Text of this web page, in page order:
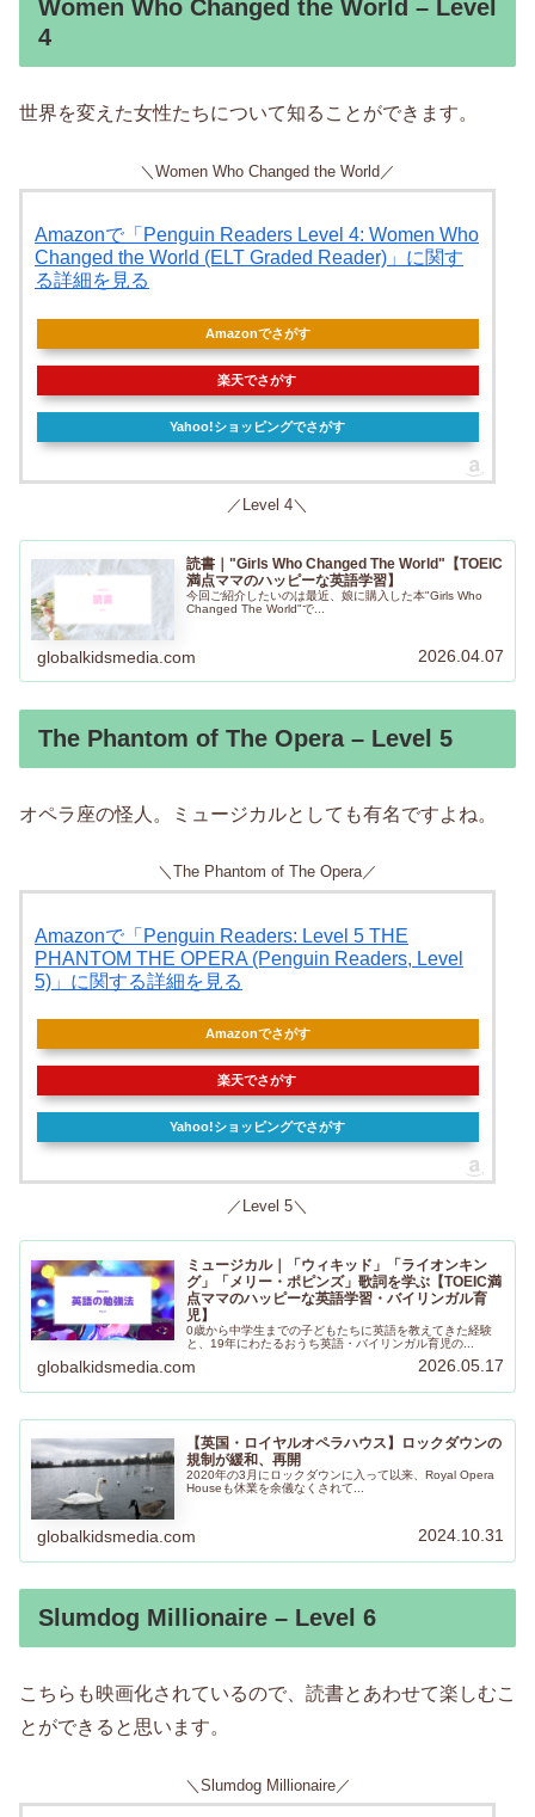
Women Who Changed the World – Level
4
世界を変えた女性たちについて知ることができます。
＼Women Who Changed the World／
Amazonで「Penguin Readers Level 4: Women Who
Changed the World (ELT Graded Reader)」に関す
る詳細を見る
Amazonでさがす
楽天でさがす
Yahoo!ショッピングでさがす
／Level 4＼
読書｜"Girls Who Changed The World"【TOEIC
満点ママのハッピーな英語学習】
今回ご紹介したいのは最近、娘に購入した本"Girls Who
Changed The World"で...
globalkidsmedia.com 2026.04.07
The Phantom of The Opera – Level 5
オペラ座の怪人。ミュージカルとしても有名ですよね。
＼The Phantom of The Opera／
Amazonで「Penguin Readers: Level 5 THE
PHANTOM THE OPERA (Penguin Readers, Level
5)」に関する詳細を見る
Amazonでさがす
楽天でさがす
Yahoo!ショッピングでさがす
／Level 5＼
ミュージカル｜「ウィキッド」「ライオンキン
グ」「メリー・ポピンズ」歌詞を学ぶ【TOEIC満
点ママのハッピーな英語学習・バイリンガル育
児】
0歳から中学生までの子どもたちに英語を教えてきた経験
と、19年にわたるおうち英語・バイリンガル育児の...
globalkidsmedia.com 2026.05.17
【英国・ロイヤルオペラハウス】ロックダウンの
規制が緩和、再開
2020年の3月にロックダウンに入って以来、Royal Opera
Houseも休業を余儀なくされて...
globalkidsmedia.com 2024.10.31
Slumdog Millionaire – Level 6
こちらも映画化されているので、読書とあわせて楽しむこ
とができると思います。
＼Slumdog Millionaire／